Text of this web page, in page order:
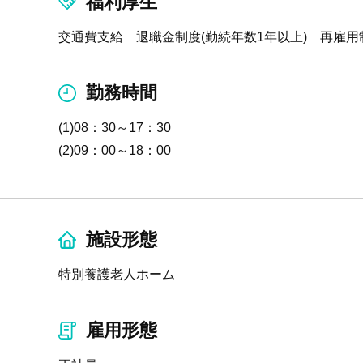
交通費支給 退職金制度(勤続年数1年以上) 再雇用
勤務時間
(1)08：30～17：30
(2)09：00～18：00
施設形態
特別養護老人ホーム
雇用形態